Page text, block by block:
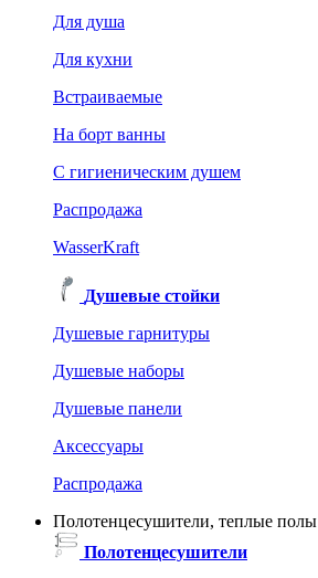
Для душа
Для кухни
Встраиваемые
На борт ванны
C гигиеническим душем
Распродажа
WasserKraft
Душевые стойки
Душевые гарнитуры
Душевые наборы
Душевые панели
Аксессуары
Распродажа
Полотенцесушители, теплые полы
Полотенцесушители